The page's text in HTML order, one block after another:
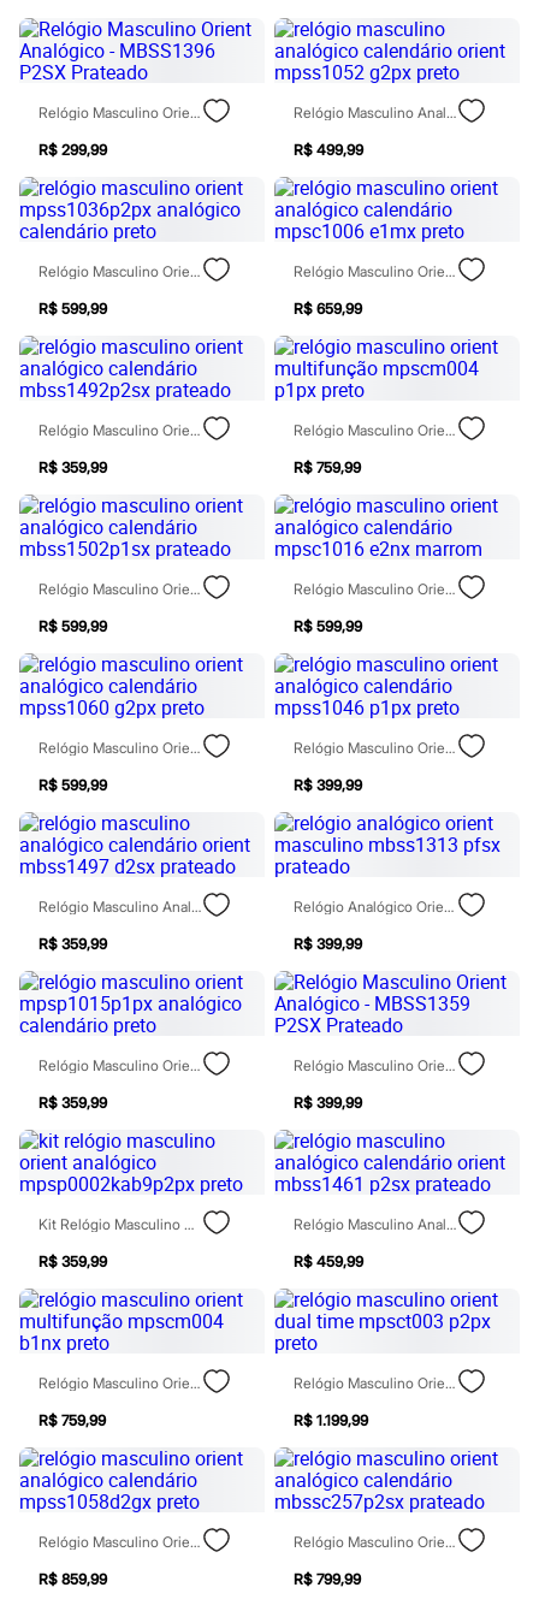
Todos os produtos
Infantil
Em alta
Arrumadinho para os meninos
Romântico para as meninas
Inverno
Novidades
Roupas menina
0 a 24 meses
1 a 5 anos
4 a 12 anos
Roupas menino
0 a 24 meses
1 a 5 anos
4 a 12 anos
10 a 16 anos
Acessórios
Recém-nascido
Bolsas e Mochilas
Chapéus
Calçados
Botas
Chinelos
Pantufas
Rasteirinhas
Sandálias
Tênis
Diversão
Marcas
Baby Club
Fifteen
Miss Fifteen
Moda íntima
Calcinhas
Cuecas
Meias
Pijamas
Moda praia
Biquínis e Maiôs
Blusas de proteção
Sungas
Personagens
Bluey
Disney
Hello Kitty
Homem Aranha
Minecraft
Naruto
Patrulha Canina
Sonic
Stitch
Beleza
Kits
Novidades
Cabelos
Condicionador
Escovas e Pentes
Finalizadores
Shampoo
Tratamento
Cuidados com o corpo
Hidratante
Protetor solar
Tratamento
Cuidados com o rosto
Esfoliante
Hidratante
Protetor solar
Tônicos
Maquiagens
Base
Relógio Masculino Orient Analógico - MBSS1396 P2SX Prateado
R$ 299,99
Relógio Masculino Analógico Calendário Orient Mpss1052 G2px Preto
R$ 499,99
Relógio Masculino Orient Mpss1036p2px Analógico Calendário Preto
R$ 599,99
Relógio Masculino Orient Analógico Calendário Mpsc1006 E1mx Preto
R$ 659,99
Relógio Masculino Orient Analógico Calendário Mbss1492p2sx Prateado
R$ 359,99
Relógio Masculino Orient Multifunção Mpscm004 P1px Preto
R$ 759,99
Relógio Masculino Orient Analógico Calendário Mbss1502p1sx Prateado
R$ 599,99
Relógio Masculino Orient Analógico Calendário Mpsc1016 E2nx Marrom
R$ 599,99
Relógio Masculino Orient Analógico Calendário Mpss1060 G2px Preto
R$ 599,99
Relógio Masculino Orient Analógico Calendário Mpss1046 P1px Preto
R$ 399,99
Relógio Masculino Analógico Calendário Orient Mbss1497 D2sx Prateado
R$ 359,99
Relógio Analógico Orient Masculino Mbss1313 Pfsx Prateado
R$ 399,99
Relógio Masculino Orient Mpsp1015p1px Analógico Calendário Preto
R$ 359,99
Relógio Masculino Orient Analógico - MBSS1359 P2SX Prateado
R$ 399,99
Kit Relógio Masculino Orient Analógico Mpsp0002kab9p2px Preto
R$ 359,99
Relógio Masculino Analógico Calendário Orient Mbss1461 P2sx Prateado
R$ 459,99
Relógio Masculino Orient Multifunção Mpscm004 B1nx Preto
R$ 759,99
Relógio Masculino Orient Dual Time Mpsct003 P2px Preto
R$ 1.199,99
Relógio Masculino Orient Analógico Calendário Mpss1058d2gx Preto
R$ 859,99
Relógio Masculino Orient Analógico Calendário Mbssc257p2sx Prateado
R$ 799,99